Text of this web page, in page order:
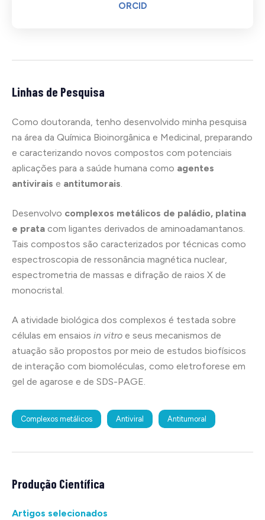
ORCID
Linhas de Pesquisa
Como doutoranda, tenho desenvolvido minha pesquisa
na área da Química Bioinorgânica e Medicinal, preparando
e caracterizando novos compostos com potenciais
aplicações para a saúde humana como agentes
antivirais e antitumorais.
Desenvolvo complexos metálicos de paládio, platina
e prata com ligantes derivados de aminoadamantanos.
Tais compostos são caracterizados por técnicas como
espectroscopia de ressonância magnética nuclear,
espectrometria de massas e difração de raios X de
monocristal.
A atividade biológica dos complexos é testada sobre
células em ensaios in vitro e seus mecanismos de
atuação são propostos por meio de estudos biofísicos
de interação com biomoléculas, como eletroforese em
gel de agarose e de SDS-PAGE.
Complexos metálicos Antiviral Antitumoral
Produção Científica
Artigos selecionados